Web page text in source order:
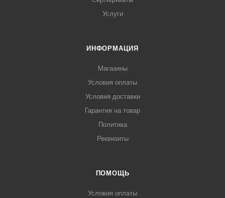
Услуги
ИНФОРМАЦИЯ
Магазины
Условия оплаты
Условия доставки
Гарантия на товар
Политика
Реквизиты
ПОМОЩЬ
Условия оплаты